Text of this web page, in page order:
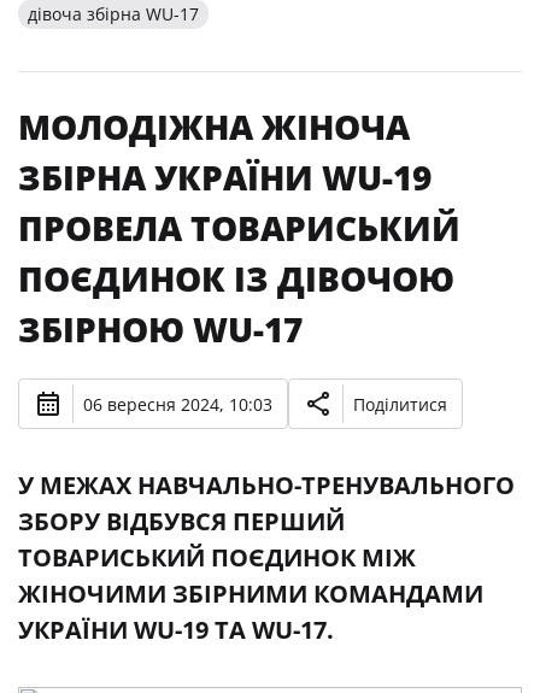
дівоча збірна WU-17
МОЛОДІЖНА ЖІНОЧА
ЗБІРНА УКРАЇНИ WU-19
ПРОВЕЛА ТОВАРИСЬКИЙ
ПОЄДИНОК ІЗ ДІВОЧОЮ
ЗБІРНОЮ WU-17
06 вересня 2024, 10:03 Поділитися
У МЕЖАХ НАВЧАЛЬНО-ТРЕНУВАЛЬНОГО
ЗБОРУ ВІДБУВСЯ ПЕРШИЙ
ТОВАРИСЬКИЙ ПОЄДИНОК МІЖ
ЖІНОЧИМИ ЗБІРНИМИ КОМАНДАМИ
УКРАЇНИ WU-19 ТА WU-17.